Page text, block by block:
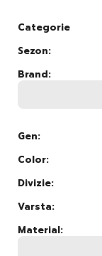
Categorie
Sezon:
Brand:
Gen:
Color:
Divizie:
Varsta:
Material: